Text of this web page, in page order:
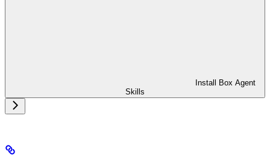
Install Box Agent
Skills